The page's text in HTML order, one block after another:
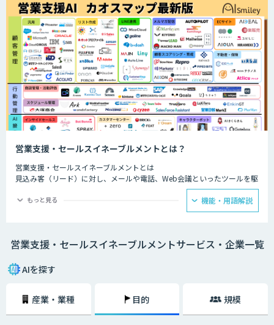
営業支援・セールスイネーブルメントとは？
営業支援・セールスイネーブルメントとは
見込み客（リード）に対し、メールや電話、Web会議といったツールを駆
使して営業活動を行う内勤型の営業スタイルのことです。
ファーストコンタクトから成約にいたるまで、多様な接点における顧客と
そのためには、営業部門だけでなくマーケティング部門やCRMなど、あら
営業支援ツールはこうした部署間の連携をシームレスにし、AIを活用する
ことで精度を高め、過去の受注データや類似企業のデータなどをもとに将
もっと見る 機能・用語解説
営業支援・セールスイネーブルメントサービス・企業一覧
AIを探す
産業・業種 目的 規模